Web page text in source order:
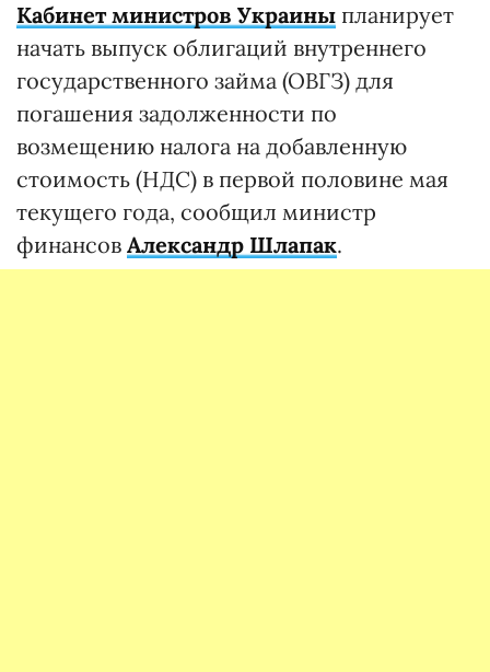
Кабинет министров Украины планирует
начать выпуск облигаций внутреннего
государственного займа (ОВГЗ) для
погашения задолженности по
возмещению налога на добавленную
стоимость (НДС) в первой половине мая
текущего года, сообщил министр
финансов Александр Шлапак.